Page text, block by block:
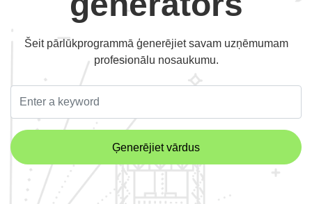
Šeit pārlūkprogrammā ģenerējiet savam uzņēmumam
profesionālu nosaukumu.
Ģenerējiet vārdus